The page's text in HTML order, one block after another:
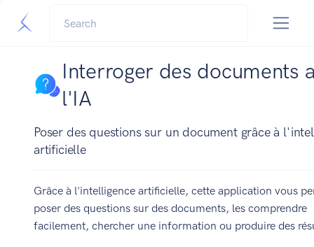
Interroger des documents
l'IA
Poser des questions sur un document grâce à
artificielle
Grâce à l'intelligence artificielle, cette application vous
poser des questions sur des documents, les comprendre
facilement, chercher une information ou produire des